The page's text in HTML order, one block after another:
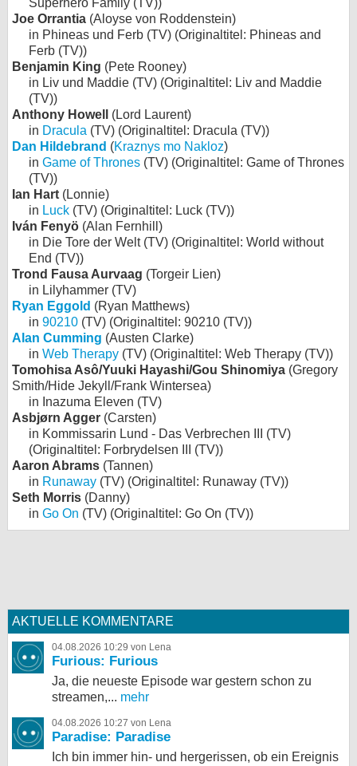
Superhero Family (TV))
Joe Orrantia (Aloyse von Roddenstein)
in Phineas und Ferb (TV) (Originaltitel: Phineas and
Ferb (TV))
Benjamin King (Pete Rooney)
in Liv und Maddie (TV) (Originaltitel: Liv and Maddie
(TV))
Anthony Howell
(Lord Laurent)
in Dracula (TV) (Originaltitel: Dracula (TV))
Dan Hildebrand (Kraznys mo Nakloz)
in Game of Thrones (TV) (Originaltitel: Game of Thrones
(TV))
Ian Hart (Lonnie)
in Luck (TV) (Originaltitel: Luck (TV))
Iván Fenyö (Alan Fernhill)
in Die Tore der Welt (TV) (Originaltitel: World without
End (TV))
Trond Fausa Aurvaag (Torgeir Lien)
in Lilyhammer (TV)
Ryan Eggold (Ryan Matthews)
in 90210 (TV) (Originaltitel: 90210 (TV))
Alan Cumming (Austen Clarke)
in Web Therapy (TV) (Originaltitel: Web Therapy (TV))
Tomohisa Asô/Yuuki Hayashi/Gou Shinomiya (Gregory
Smith/Hide Jekyll/Frank Wintersea)
in Inazuma Eleven (TV)
Asbjørn Agger (Carsten)
in Kommissarin Lund - Das Verbrechen III (TV)
(Originaltitel: Forbrydelsen III (TV))
Aaron Abrams (Tannen)
in Runaway (TV) (Originaltitel: Runaway (TV))
Seth Morris (Danny)
in Go On (TV) (Originaltitel: Go On (TV))
AKTUELLE KOMMENTARE
04.08.2026 10:29 von Lena
Furious: Furious
Ja, die neueste Episode war gestern schon zu
streamen,... mehr
04.08.2026 10:27 von Lena
Paradise: Paradise
Ich bin immer hin- und hergerissen, ob ein Ereignis